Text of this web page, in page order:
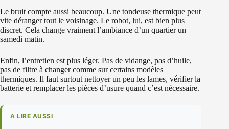
Le bruit compte aussi beaucoup. Une tondeuse thermique peut
vite déranger tout le voisinage. Le robot, lui, est bien plus
discret. Cela change vraiment l’ambiance d’un quartier un
samedi matin.
Enfin, l’entretien est plus léger. Pas de vidange, pas d’huile,
pas de filtre à changer comme sur certains modèles
thermiques. Il faut surtout nettoyer un peu les lames, vérifier la
batterie et remplacer les pièces d’usure quand c’est nécessaire.
A LIRE AUSSI